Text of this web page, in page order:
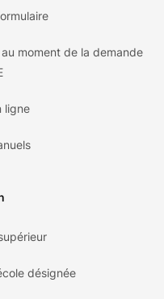
moment de la demande
ligne
désignée